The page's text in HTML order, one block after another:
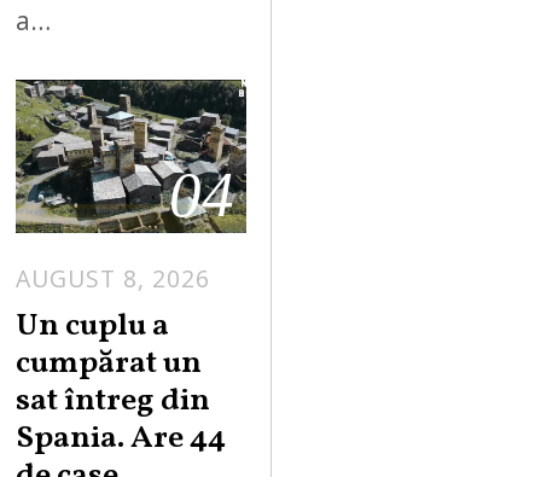
a…
04
AUGUST 8, 2026
Un cuplu a
cumpărat un
sat întreg din
Spania. Are 44